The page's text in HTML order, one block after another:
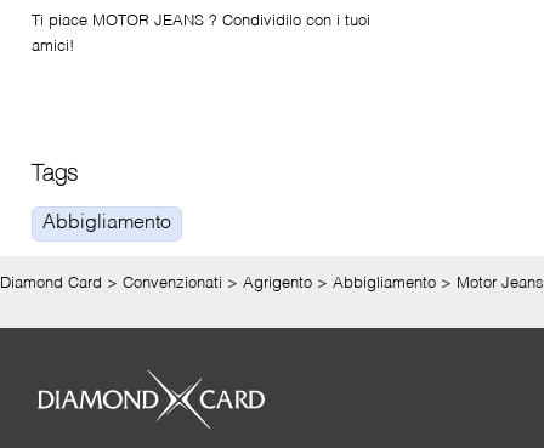
Ti piace MOTOR JEANS ? Condividilo con i tuoi
amici!
Tags
Abbigliamento
Diamond Card > Convenzionati > Agrigento > Abbigliamento > Motor Jeans